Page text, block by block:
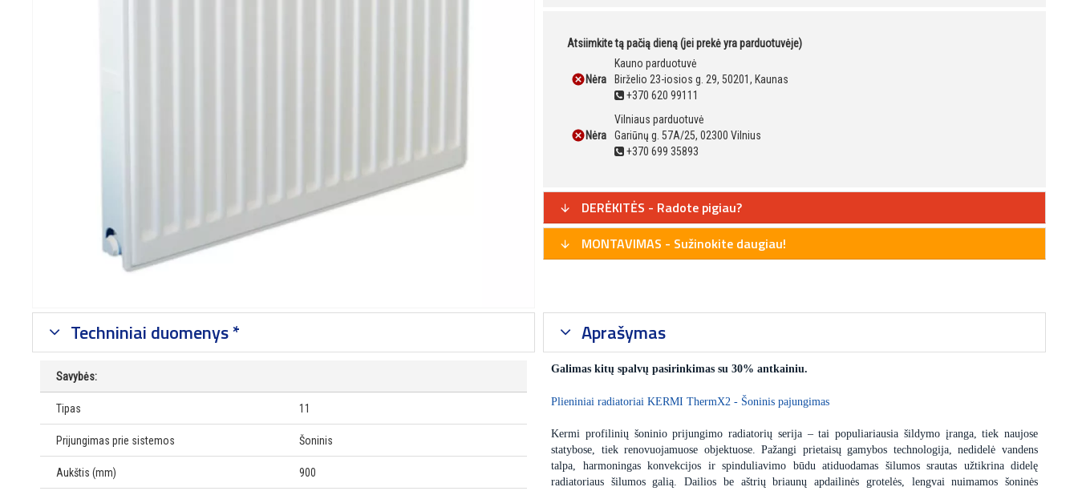
Atsiimkite tą pačią dieną (jei prekė yra parduotuvėje)
Nėra
Kauno parduotuvė
Birželio 23-iosios g. 29, 50201, Kaunas
+370 620 99111
Nėra
Vilniaus parduotuvė
Gariūnų g. 57A/25, 02300 Vilnius
+370 699 35893
DERĖKITĖS - Radote pigiau?
MONTAVIMAS - Sužinokite daugiau!
Techniniai duomenys *
Savybės:
Tipas 11
Prijungimas prie sistemos Šoninis
Aukštis (mm) 900
Aprašymas
Galimas kitų spalvų pasirinkimas su 30% antkainiu.
Plieniniai radiatoriai KERMI ThermX2 - Šoninis pajungimas
Kermi profilinių šoninio prijungimo radiatorių serija – tai populiariausia šildymo įranga, tiek naujose
statybose, tiek renovuojamuose objektuose. Pažangi prietaisų gamybos technologija, nedidelė vandens
talpa, harmoningas konvekcijos ir spinduliavimo būdu atiduodamas šilumos srautas užtikrina didelę
radiatoriaus šilumos galią. Dailios be aštrių briaunų apdailinės grotelės, lengvai nuimamos šoninės